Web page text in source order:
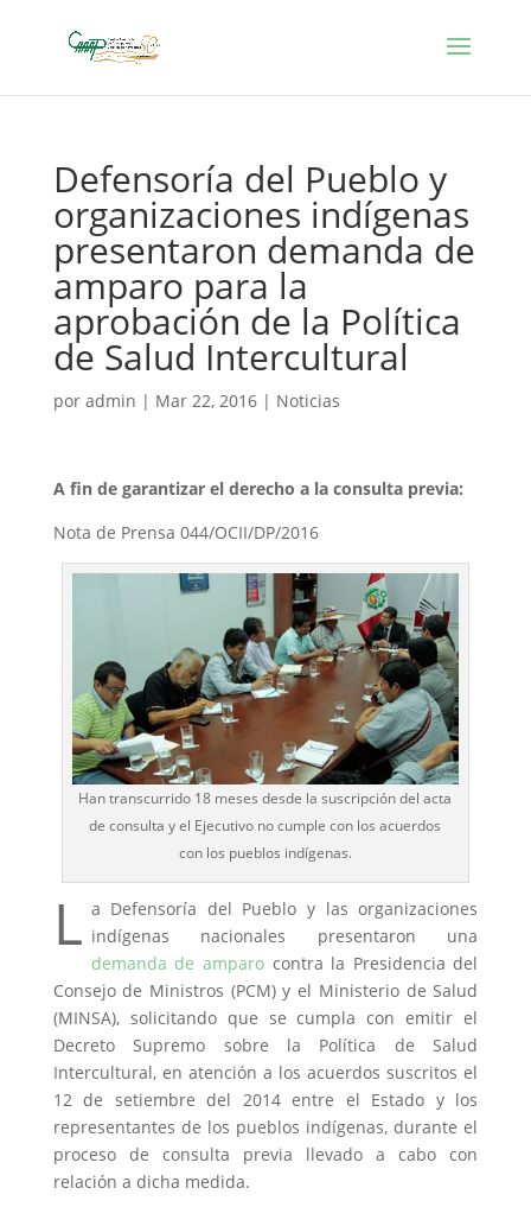
Defensoría del Pueblo y
organizaciones indígenas
presentaron demanda de
amparo para la
aprobación de la Política
de Salud Intercultural
por admin | Mar 22, 2016| Noticias
A fin de garantizar el derecho a la consulta previa:
Nota de Prensa 044/OCII/DP/2016
Han transcurrido 18 meses desde la suscripción del acta
de consulta y el Ejecutivo no cumple con los acuerdos
con los pueblos indígenas.
L a Defensoría del Pueblo y las organizaciones
indígenas nacionales presentaron una
demanda de amparocontra la Presidencia del
Consejo de Ministros (PCM) y el Ministerio de Salud
(MINSA), solicitando que se cumpla con emitir el
Decreto Supremo sobre la Política de Salud
Intercultural, en atención a los acuerdos suscritos el
12 de setiembre del 2014 entre el Estado y los
representantes de los pueblos indígenas, durante el
proceso de consulta previa llevado a cabo con
relación a dicha medida.